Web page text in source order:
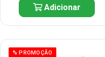
Adicionar
% PROMOÇÃO